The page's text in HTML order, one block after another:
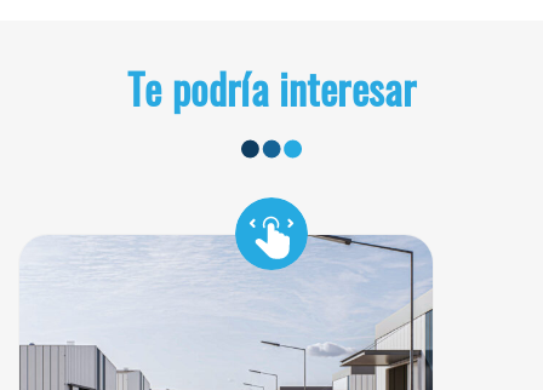
Te podría interesar